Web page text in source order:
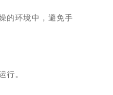
的环境中，避免手
行。